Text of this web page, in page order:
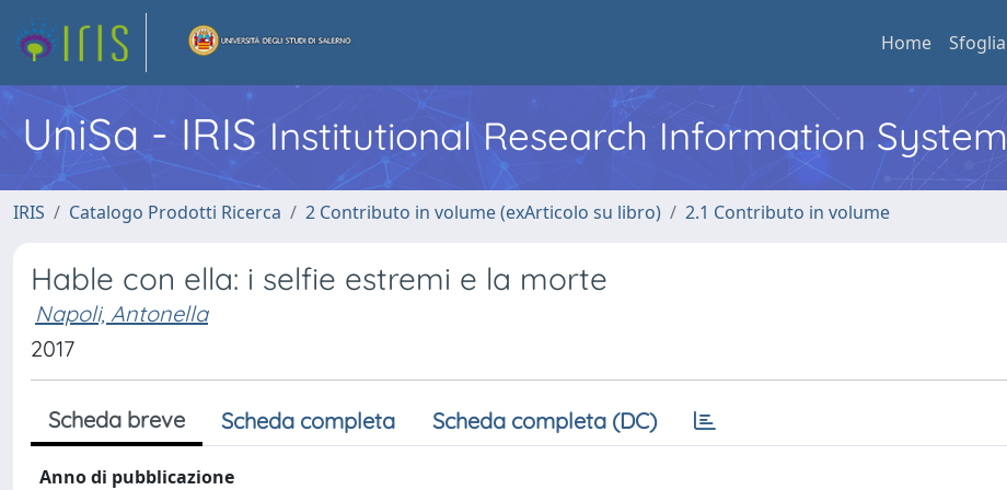
Home Sfoglia
UniSa - IRIS Institutional Research Information System
IRIS Catalogo Prodotti Ricerca 2 Contributo in volume (exArticolo su libro) 2.1 Contributo in volume
Hable con ella: i selfie estremi e la morte
Napoli, Antonella
2017
Scheda breve Scheda completa Scheda completa (DC)
Anno di pubblicazione